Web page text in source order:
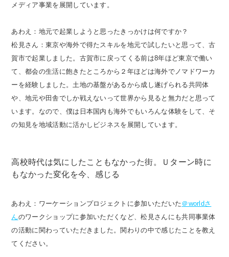
メディア事業を展開しています。
あわえ：地元で起業しようと思ったきっかけは何ですか？
松見さん：東京や海外で得たスキルを地元で試したいと思って、古
賀市で起業しました。古賀市に戻ってくる前は8年ほど東京で働い
て、都会の生活に飽きたところから２年ほどは海外でノマドワーカ
ーを経験しました。土地の基盤があるから成し遂げられる共同体
や、地元や田舎でしか戦えないって世界から見ると無力だと思って
います。なので、僕は日本国内も海外でもいろんな体験をして、そ
の知見を地域活動に活かしビジネスを展開しています。
高校時代は気にしたこともなかった街。Ｕターン時に
もなかった変化を今、感じる
あわえ：ワーケーションプロジェクトに参加いただいた＠worldさ
んのワークショップに参加いただくなど、松見さんにも共同事業体
の活動に関わっていただきました。関わりの中で感じたことを教え
てください。